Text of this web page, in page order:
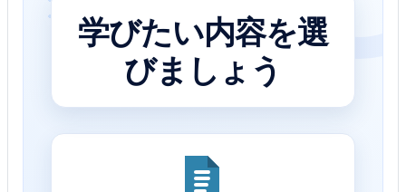
学びたい内容を選
びましょう